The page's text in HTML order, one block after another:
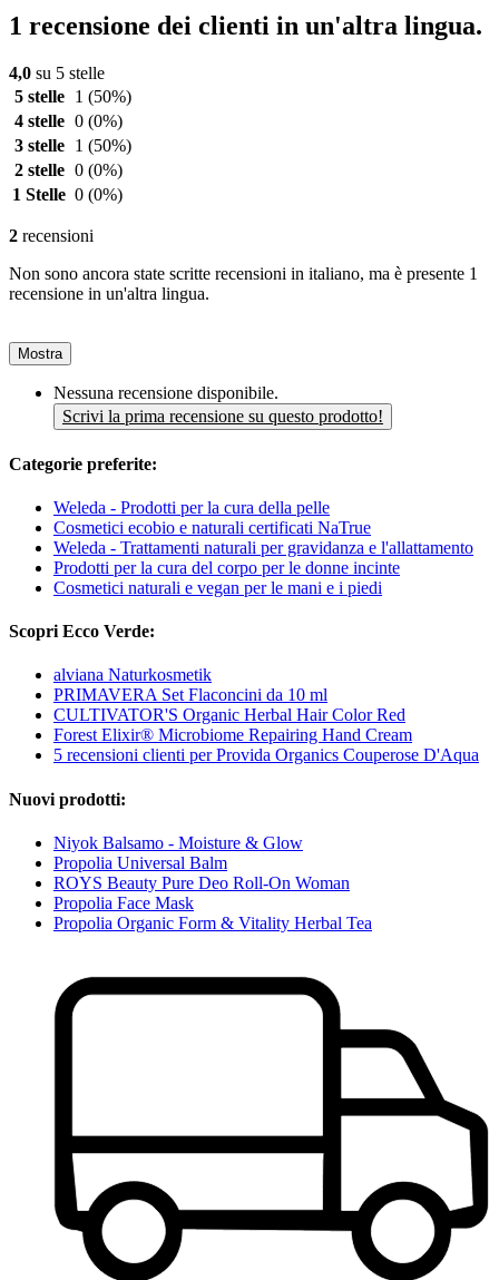
1 recensione dei clienti in un'altra lingua.
4,0 su 5 stelle
5 stelle
1 (50%)
4 stelle 0 (0%)
3 stelle
1 (50%)
2 stelle 0 (0%)
1 Stelle 0 (0%)
2 recensioni
Non sono ancora state scritte recensioni in italiano, ma è presente 1
recensione in un'altra lingua.
Mostra
Nessuna recensione disponibile.
Scrivi la prima recensione su questo prodotto!
Categorie preferite:
Weleda - Prodotti per la cura della pelle
Cosmetici ecobio e naturali certificati NaTrue
Weleda - Trattamenti naturali per gravidanza e l'allattamento
Prodotti per la cura del corpo per le donne incinte
Cosmetici naturali e vegan per le mani e i piedi
Scopri Ecco Verde:
alviana Naturkosmetik
PRIMAVERA Set Flaconcini da 10 ml
CULTIVATOR'S Organic Herbal Hair Color Red
Forest Elixir® Microbiome Repairing Hand Cream
5 recensioni clienti per Provida Organics Couperose D'Aqua
Nuovi prodotti:
Niyok Balsamo - Moisture & Glow
Propolia Universal Balm
ROYS Beauty Pure Deo Roll-On Woman
Propolia Face Mask
Propolia Organic Form & Vitality Herbal Tea